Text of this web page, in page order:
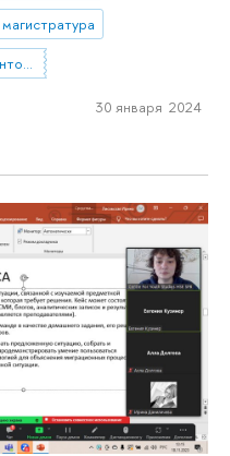
магистратура
Образовательная миграция студентов из небольших городов и сел в мегаполисы. Социальное включение как способ повышения устойчивости: барьеры, стратегии, успешные практики
30 января 2024